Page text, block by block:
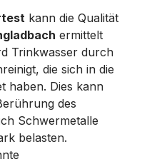
kann die Qualität
ermittelt
Trinkwasser durch
die sich in die
haben. Dies kann
des
Schwermetalle
belasten.